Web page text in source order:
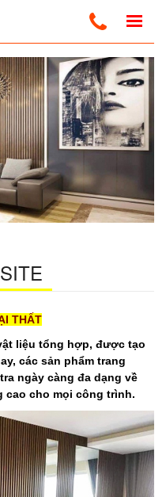
THẤT
liệu tổng hợp, được tạo
các sản phẩm trang
ngày càng đa dạng về
cao cho mọi công trình.